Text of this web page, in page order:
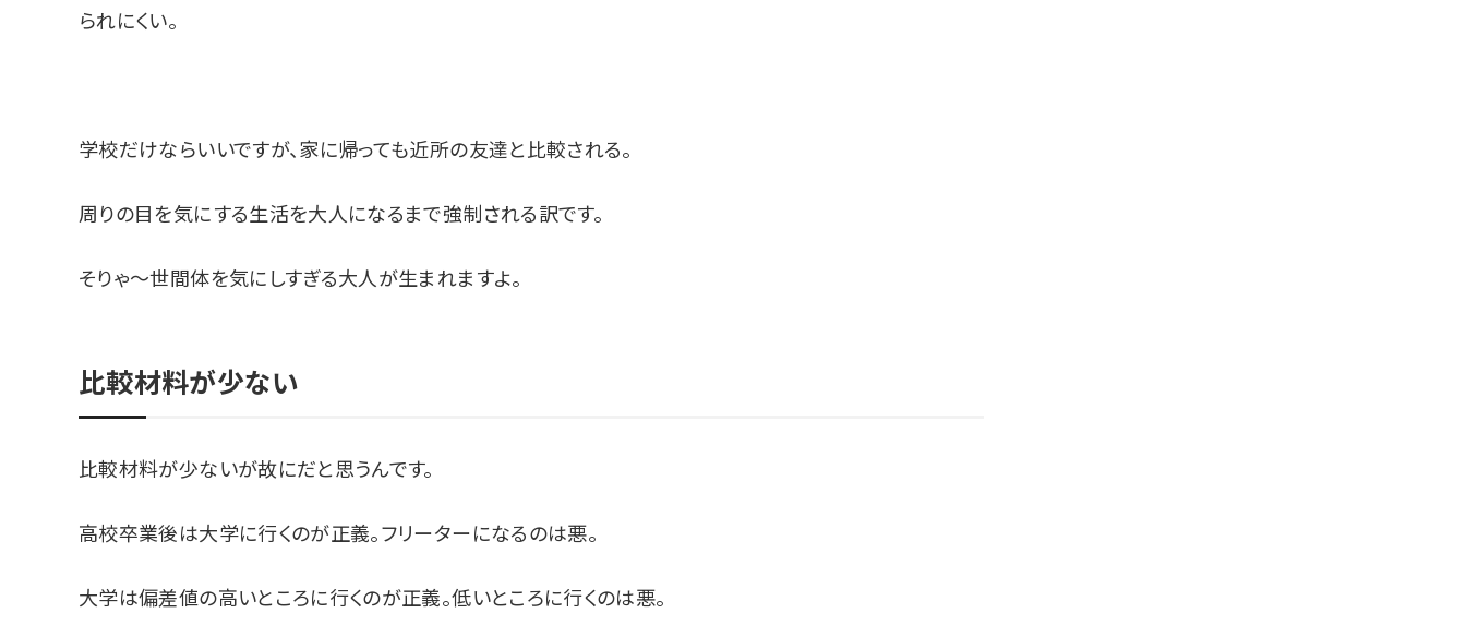
られにくい。
学校だけならいいですが、家に帰っても近所の友達と比較される。
周りの目を気にする生活を大人になるまで強制される訳です。
そりゃ〜世間体を気にしすぎる大人が生まれますよ。
比較材料が少ない
比較材料が少ないが故にだと思うんです。
高校卒業後は大学に行くのが正義。フリーターになるのは悪。
大学は偏差値の高いところに行くのが正義。低いところに行くのは悪。